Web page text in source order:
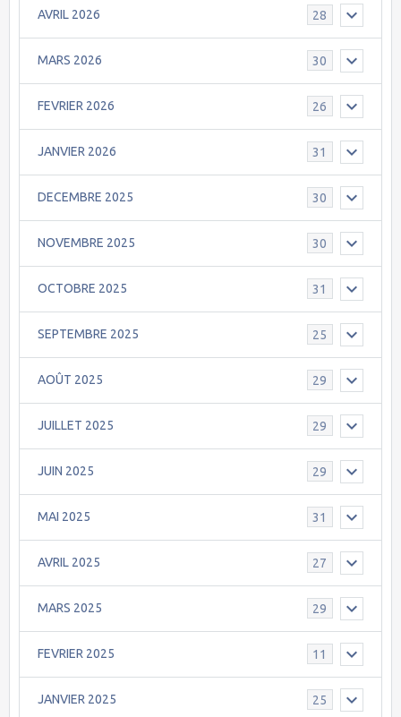
AVRIL 2026 28
MARS 2026 30
FEVRIER 2026 26
JANVIER 2026 31
DECEMBRE 2025 30
NOVEMBRE 2025 30
OCTOBRE 2025 31
SEPTEMBRE 2025 25
AOÛT 2025 29
JUILLET 2025 29
JUIN 2025 29
MAI 2025 31
AVRIL 2025 27
MARS 2025 29
FEVRIER 2025 11
JANVIER 2025 25